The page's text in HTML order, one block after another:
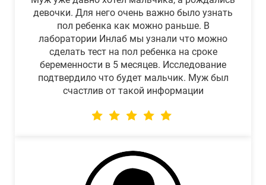
девочки. Для него очень важно было узнать
пол ребенка как можно раньше. В
лаборатории Инлаб мы узнали что можно
сделать тест на пол ребенка на сроке
беременности в 5 месяцев. Исследование
подтвердило что будет мальчик. Муж был
счастлив от такой информации